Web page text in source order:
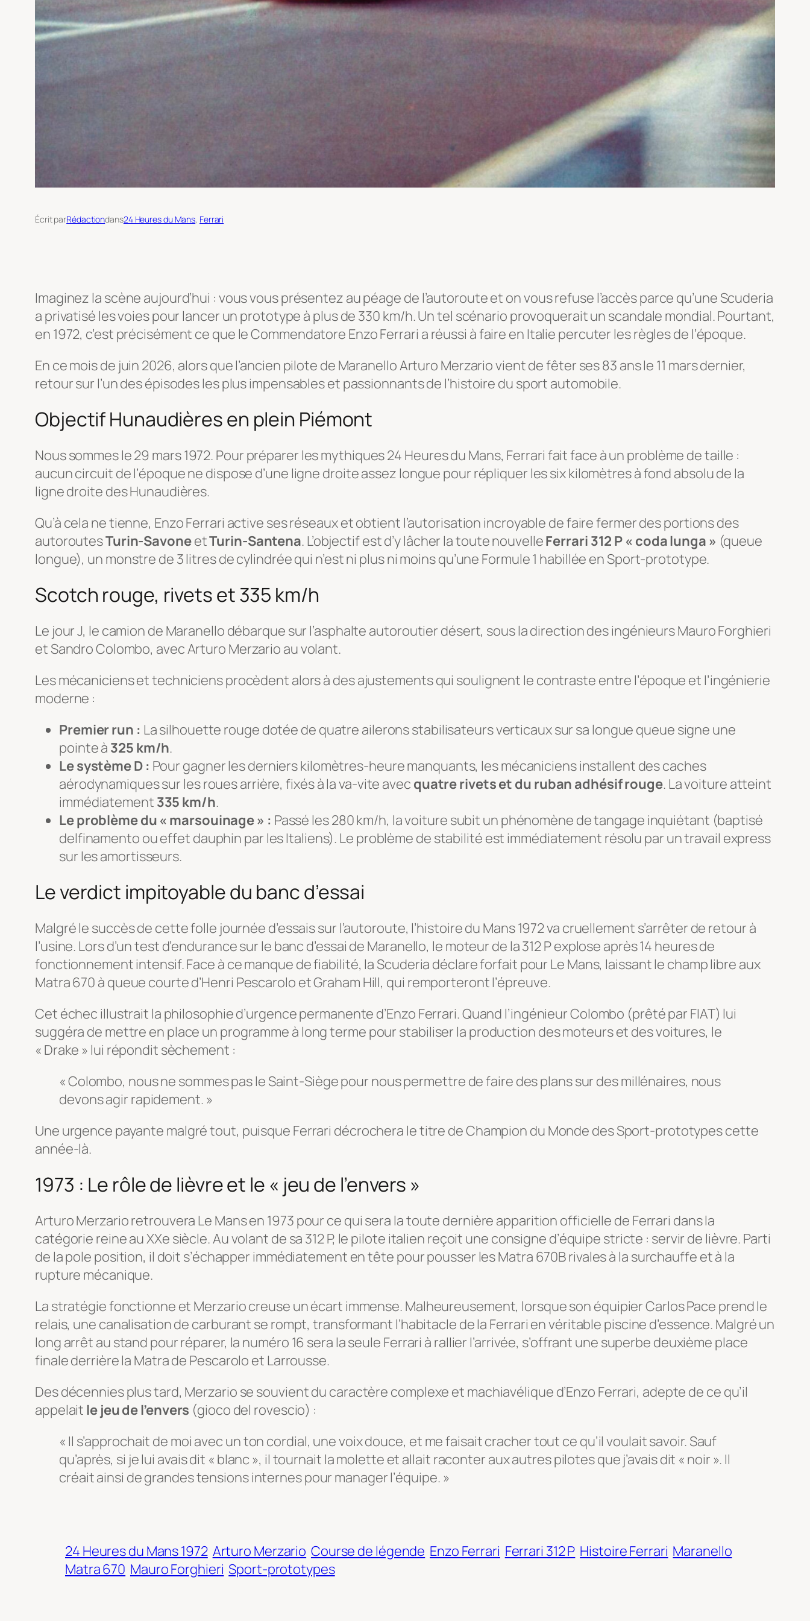
Écrit parRédactiondans24 Heures du Mans, Ferrari
Imaginez la scène aujourd’hui : vous vous présentez au péage de l’autoroute et on vous refuse l’accès parce qu’une Scuderia
a privatisé les voies pour lancer un prototype à plus de 330 km/h. Un tel scénario provoquerait un scandale mondial. Pourtant,
en 1972, c’est précisément ce que le Commendatore Enzo Ferrari a réussi à faire en Italie percuter les règles de l’époque.
En ce mois de juin 2026, alors que l’ancien pilote de Maranello Arturo Merzario vient de fêter ses 83 ans le 11 mars dernier,
retour sur l’un des épisodes les plus impensables et passionnants de l’histoire du sport automobile.
Objectif Hunaudières en plein Piémont
Nous sommes le 29 mars 1972. Pour préparer les mythiques 24 Heures du Mans, Ferrari fait face à un problème de taille :
aucun circuit de l’époque ne dispose d’une ligne droite assez longue pour répliquer les six kilomètres à fond absolu de la
ligne droite des Hunaudières.
Qu’à cela ne tienne, Enzo Ferrari active ses réseaux et obtient l’autorisation incroyable de faire fermer des portions des
autoroutesTurin-SavoneetTurin-Santena. L’objectif est d’y lâcher la toute nouvelleFerrari 312 P « coda lunga » (queue
longue), un monstre de 3 litres de cylindrée qui n’est ni plus ni moins qu’une Formule 1 habillée en Sport-prototype.
Scotch rouge, rivets et 335 km/h
Le jour J, le camion de Maranello débarque sur l’asphalte autoroutier désert, sous la direction des ingénieurs Mauro Forghieri
et Sandro Colombo, avec Arturo Merzario au volant.
Les mécaniciens et techniciens procèdent alors à des ajustements qui soulignent le contraste entre l’époque et l’ingénierie
moderne :
Premier run : La silhouette rouge dotée de quatre ailerons stabilisateurs verticaux sur sa longue queue signe une
pointe à 325 km/h.
Le système D : Pour gagner les derniers kilomètres-heure manquants, les mécaniciens installent des caches
aérodynamiques sur les roues arrière, fixés à la va-vite avec quatre rivets et du ruban adhésif rouge. La voiture atteint
immédiatement 335 km/h.
Le problème du « marsouinage » : Passé les 280 km/h, la voiture subit un phénomène de tangage inquiétant (baptisé
delfinamento ou effet dauphin par les Italiens). Le problème de stabilité est immédiatement résolu par un travail express
sur les amortisseurs.
Le verdict impitoyable du banc d’essai
Malgré le succès de cette folle journée d’essais sur l’autoroute, l’histoire du Mans 1972 va cruellement s’arrêter de retour à
l’usine. Lors d’un test d’endurance sur le banc d’essai de Maranello, le moteur de la 312 P explose après 14 heures de
fonctionnement intensif. Face à ce manque de fiabilité, la Scuderia déclare forfait pour Le Mans, laissant le champ libre aux
Matra 670 à queue courte d’Henri Pescarolo et Graham Hill, qui remporteront l’épreuve.
Cet échec illustrait la philosophie d’urgence permanente d’Enzo Ferrari. Quand l’ingénieur Colombo (prêté par FIAT) lui
suggéra de mettre en place un programme à long terme pour stabiliser la production des moteurs et des voitures, le
« Drake » lui répondit sèchement :
« Colombo, nous ne sommes pas le Saint-Siège pour nous permettre de faire des plans sur des millénaires, nous
devons agir rapidement. »
Une urgence payante malgré tout, puisque Ferrari décrochera le titre de Champion du Monde des Sport-prototypes cette
année-là.
1973 : Le rôle de lièvre et le « jeu de l’envers »
Arturo Merzario retrouvera Le Mans en 1973 pour ce qui sera la toute dernière apparition officielle de Ferrari dans la
catégorie reine au XXe siècle. Au volant de sa 312 P, le pilote italien reçoit une consigne d’équipe stricte : servir de lièvre. Parti
de la pole position, il doit s’échapper immédiatement en tête pour pousser les Matra 670B rivales à la surchauffe et à la
rupture mécanique.
La stratégie fonctionne et Merzario creuse un écart immense. Malheureusement, lorsque son équipier Carlos Pace prend le
relais, une canalisation de carburant se rompt, transformant l’habitacle de la Ferrari en véritable piscine d’essence. Malgré un
long arrêt au stand pour réparer, la numéro 16 sera la seule Ferrari à rallier l’arrivée, s’offrant une superbe deuxième place
finale derrière la Matra de Pescarolo et Larrousse.
Des décennies plus tard, Merzario se souvient du caractère complexe et machiavélique d’Enzo Ferrari, adepte de ce qu’il
appelait le jeu de l’envers (gioco del rovescio) :
« Il s’approchait de moi avec un ton cordial, une voix douce, et me faisait cracher tout ce qu’il voulait savoir. Sauf
qu’après, si je lui avais dit « blanc », il tournait la molette et allait raconter aux autres pilotes que j’avais dit « noir ». Il
créait ainsi de grandes tensions internes pour manager l’équipe. »
24 Heures du Mans 1972 Arturo Merzario Course de légende Enzo Ferrari Ferrari 312 P Histoire Ferrari Maranello
Matra 670 Mauro Forghieri Sport-prototypes